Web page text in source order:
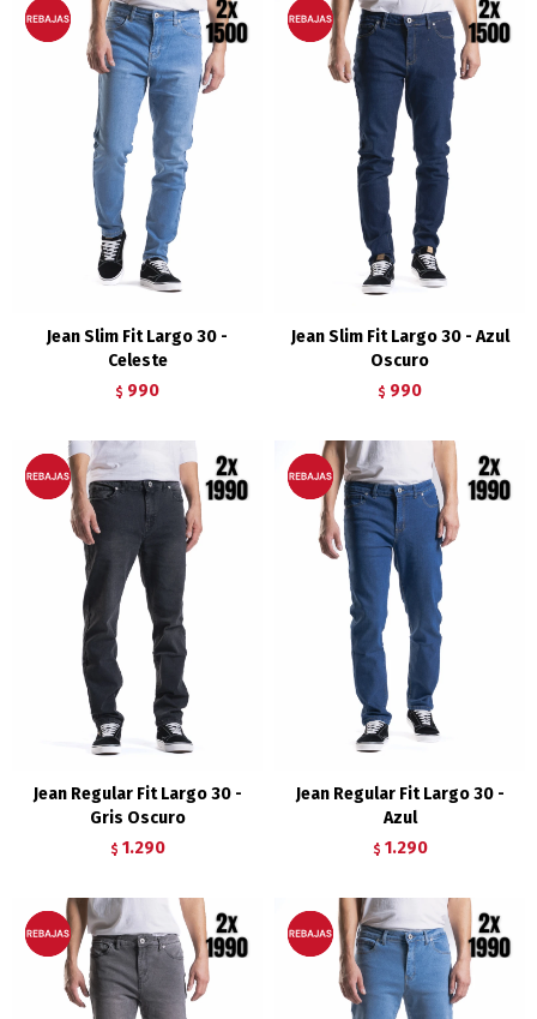
Jean Slim Fit Largo 30 -
Celeste
$ 990
Jean Slim Fit Largo 30 - Azul
Oscuro
$ 990
Jean Regular Fit Largo 30 -
Gris Oscuro
$ 1.290
Jean Regular Fit Largo 30 -
Azul
$ 1.290